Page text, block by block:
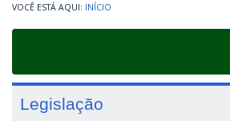
INÍCIO
Legislação